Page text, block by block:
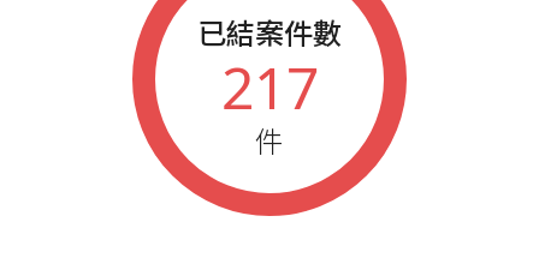
已結案件數
217
件